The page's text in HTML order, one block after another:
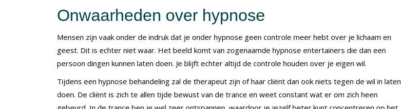
Onwaarheden over hypnose
Mensen zijn vaak onder de indruk dat je onder hypnose geen controle meer hebt over je lichaam en
geest. Dit is echter niet waar. Het beeld komt van zogenaamde hypnose entertainers die dan een
persoon dingen kunnen laten doen. Je blijft echter altijd de controle houden over je eigen wil.
Tijdens een hypnose behandeling zal de therapeut zijn of haar cliënt dan ook niets tegen de wil in laten
doen. De cliënt is zich te allen tijde bewust van de trance en weet constant wat er om zich heen